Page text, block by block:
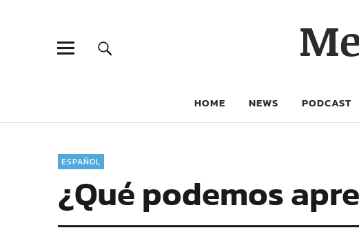
HOME NEWS PODCAST
ESPAÑOL
¿Qué podemos